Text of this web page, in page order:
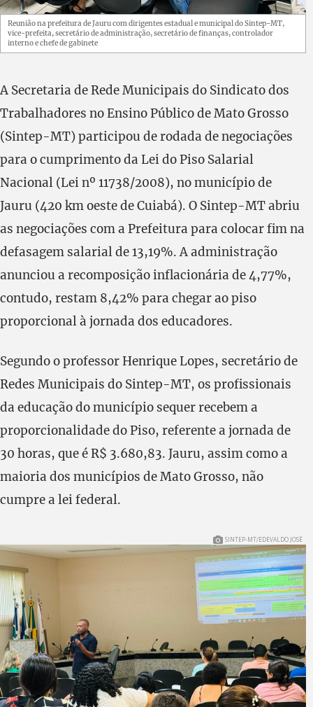
Reunião na prefeitura de Jauru com dirigentes estadual e municipal do Sintep-MT,
vice-prefeita, secretário de administração, secretário de finanças, controlador
interno e chefe de gabinete
A Secretaria de Rede Municipais do Sindicato dos
Trabalhadores no Ensino Público de Mato Grosso
(Sintep-MT) participou de rodada de negociações
para o cumprimento da Lei do Piso Salarial
Nacional (Lei nº 11738/2008), no município de
Jauru (420 km oeste de Cuiabá). O Sintep-MT abriu
as negociações com a Prefeitura para colocar fim na
defasagem salarial de 13,19%. A administração
anunciou a recomposição inflacionária de 4,77%,
contudo, restam 8,42% para chegar ao piso
proporcional à jornada dos educadores.
Segundo o professor Henrique Lopes, secretário de
Redes Municipais do Sintep-MT, os profissionais
da educação do município sequer recebem a
proporcionalidade do Piso, referente a jornada de
30 horas, que é R$ 3.680,83. Jauru, assim como a
maioria dos municípios de Mato Grosso, não
cumpre a lei federal.
SINTEP-MT/EDEVALDO JOSÉ